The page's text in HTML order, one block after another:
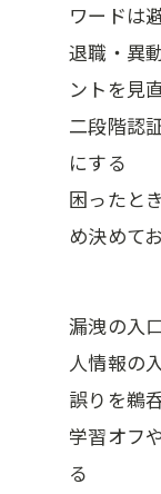
ワードは
退職・異
ントを見
二段階認
にする
困ったと
め決めて
漏洩の入
人情報の
誤りを鵜
学習オフ
る